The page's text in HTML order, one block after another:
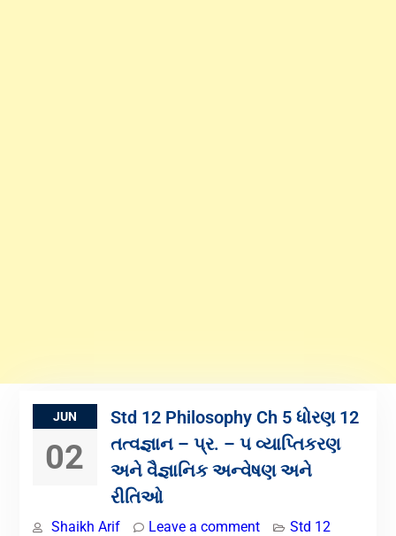
JUN
02
Std 12 Philosophy Ch 5 ધોરણ 12
તત્વજ્ઞાન – પ્ર. – ૫ વ્યાપ્તિકરણ
અને વૈજ્ઞાનિક અન્વેષણ અને
રીતિઓ
Shaikh Arif Leave a comment
Std 12